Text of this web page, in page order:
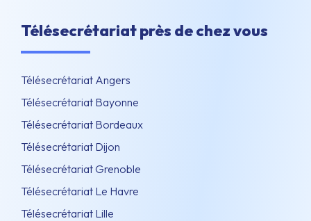
Télésecrétariat près de chez vous
Télésecrétariat Angers
Télésecrétariat Bayonne
Télésecrétariat Bordeaux
Télésecrétariat Dijon
Télésecrétariat Grenoble
Télésecrétariat Le Havre
Télésecrétariat Lille